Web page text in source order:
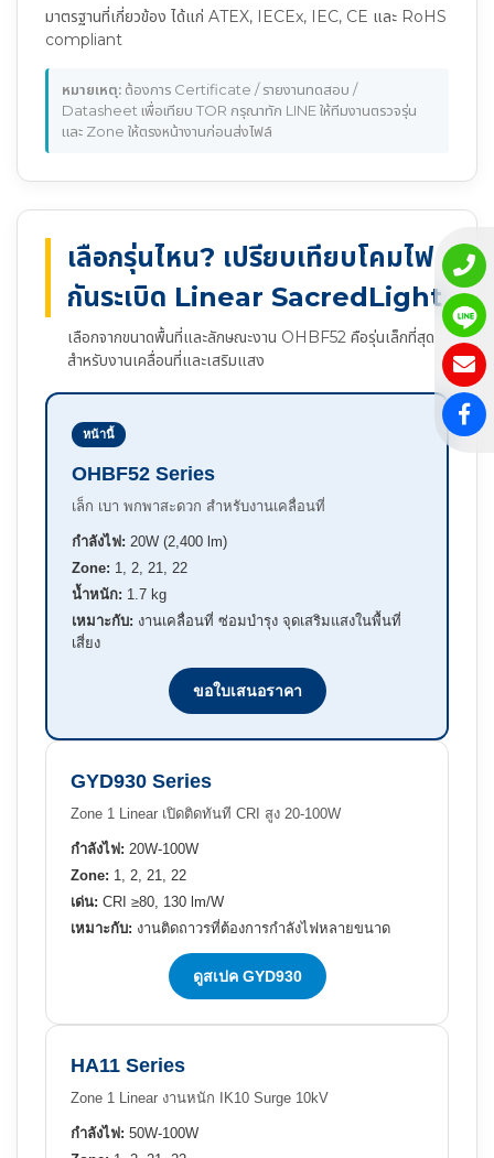
มาตรฐานที่เกี่ยวข้อง ได้แก่ ATEX, IECEx, IEC, CE และ RoHS
compliant
หมายเหตุ: ต้องการ Certificate / รายงานทดสอบ /
Datasheet เพื่อเทียบ TOR กรุณาทัก LINE ให้ทีมงานตรวจรุ่น
และ Zone ให้ตรงหน้างานก่อนส่งไฟล์
เลือกรุ่นไหน? เปรียบเทียบโคมไฟ
กันระเบิด Linear SacredLight
เลือกจากขนาดพื้นที่และลักษณะงาน OHBF52 คือรุ่นเล็กที่สุด
สำหรับงานเคลื่อนที่และเสริมแสง
หน้านี้
OHBF52 Series
เล็ก เบา พกพาสะดวก สำหรับงานเคลื่อนที่
กำลังไฟ: 20W (2,400 lm)
Zone: 1, 2, 21, 22
น้ำหนัก: 1.7 kg
เหมาะกับ: งานเคลื่อนที่ ซ่อมบำรุง จุดเสริมแสงในพื้นที่
เสี่ยง
ขอใบเสนอราคา
GYD930 Series
Zone 1 Linear เปิดติดทันที CRI สูง 20-100W
กำลังไฟ: 20W-100W
Zone: 1, 2, 21, 22
เด่น: CRI ≥80, 130 lm/W
เหมาะกับ: งานติดถาวรที่ต้องการกำลังไฟหลายขนาด
ดูสเปค GYD930
HA11 Series
Zone 1 Linear งานหนัก IK10 Surge 10kV
กำลังไฟ: 50W-100W